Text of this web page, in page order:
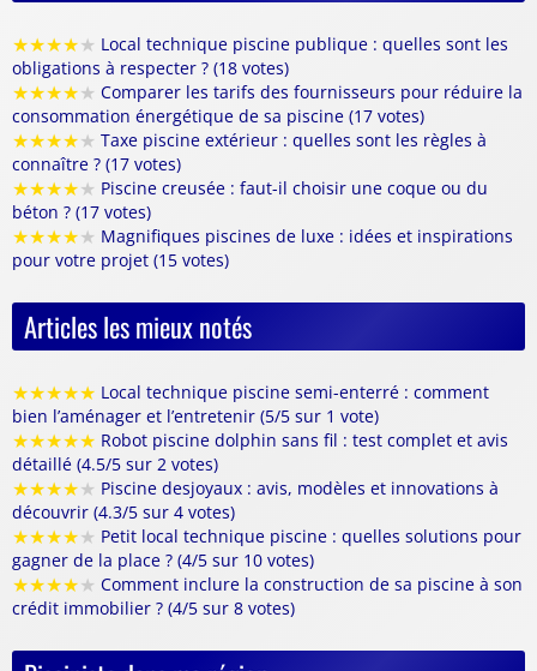
★★★★★ Local technique piscine publique : quelles sont les
obligations à respecter ? (18 votes)
★★★★★ Comparer les tarifs des fournisseurs pour réduire la
consommation énergétique de sa piscine (17 votes)
★★★★★ Taxe piscine extérieur : quelles sont les règles à
connaître ? (17 votes)
★★★★★ Piscine creusée : faut-il choisir une coque ou du
béton ? (17 votes)
★★★★★ Magnifiques piscines de luxe : idées et inspirations
pour votre projet (15 votes)
Articles les mieux notés
★★★★★ Local technique piscine semi-enterré : comment
bien l’aménager et l’entretenir (5/5 sur 1 vote)
★★★★★ Robot piscine dolphin sans fil : test complet et avis
détaillé (4.5/5 sur 2 votes)
★★★★★ Piscine desjoyaux : avis, modèles et innovations à
découvrir (4.3/5 sur 4 votes)
★★★★★ Petit local technique piscine : quelles solutions pour
gagner de la place ? (4/5 sur 10 votes)
★★★★★ Comment inclure la construction de sa piscine à son
crédit immobilier ? (4/5 sur 8 votes)